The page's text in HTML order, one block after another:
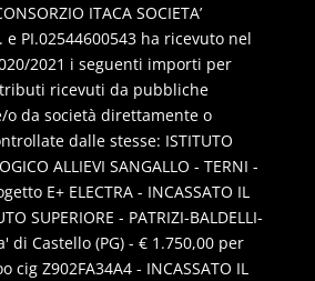
ITACA SOCIETA’
e PI.02544600543 ha ricevuto nel
2021 i seguenti importi per
ricevuti da pubbliche
da società direttamente o
dalle stesse: ISTITUTO
ALLIEVI SANGALLO - TERNI -
E+ ELECTRA - INCASSATO IL
SUPERIORE - PATRIZI-BALDELLI-
di Castello (PG) - € 1.750,00 per
cig Z902FA34A4 - INCASSATO IL